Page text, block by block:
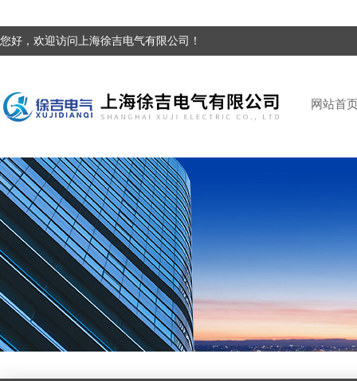
您好，欢迎访问上海徐吉电气有限公司！
网站首